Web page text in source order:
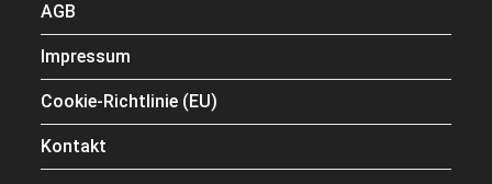
AGB
Impressum
Cookie-Richtlinie (EU)
Kontakt